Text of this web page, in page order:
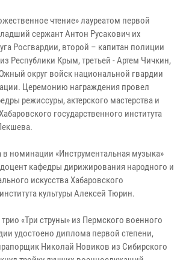
чтение» лауреатом первой
сержант Антон Русакович их
Росгвардии, второй – капитан полиции
Республики Крым, третьей - Артем Чичкин,
округ войск национальной гвардии
Церемонию награждения провел
режиссуры, актерского мастерства и
государственного института
в номинации «Инструментальная музыка»
кафедры дирижирования народного и
искусства Хабаровского
культуры Алексей Тюрин.
«Три струны» из Пермского военного
удостоено диплома первой степени,
Николай Новиков из Сибирского